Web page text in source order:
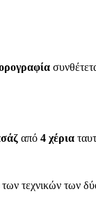
από 4 χέρια
τεχνικών των